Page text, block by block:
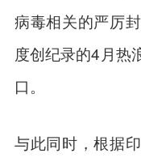
病毒相关的严厉
度创纪录的4月热
口。
与此同时，根据